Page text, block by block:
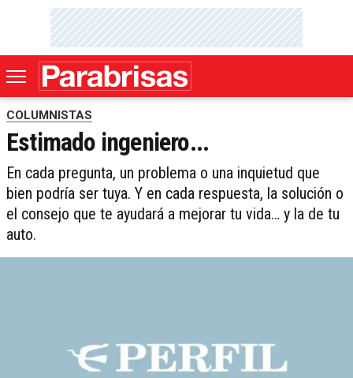
COLUMNISTAS
Estimado ingeniero...
En ca­da pre­gun­ta, un pro­ble­ma o una in­quie­tud que
bien po­dría ser tu­ya. Y en ca­da res­pues­ta, la so­lu­ción o
el con­se­jo que te ayu­da­rá a me­jo­rar tu vi­da… y la de tu
au­to.